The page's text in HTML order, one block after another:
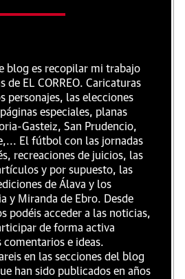
blog es recopilar mi trabajo
de EL CORREO. Caricaturas
personajes, las elecciones
especiales, planas
Gasteiz, San Prudencio,
El fútbol con las jornadas
recreaciones de juicios, las
y por supuesto, las
de Álava y los
y Miranda de Ebro. Desde
podéis acceder a las noticias,
de forma activa
comentarios e ideas.
en las secciones del blog
han sido publicados en años